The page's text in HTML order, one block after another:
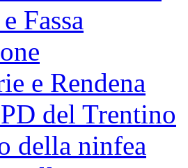
Fassa
e Rendena
del Trentino
della ninfea